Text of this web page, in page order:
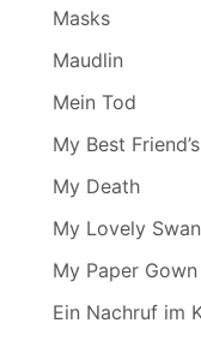
Masks
Maudlin
Mein Tod
My Best
My Death
My Lovely Swan
My Paper Gown
Ein Nachruf im